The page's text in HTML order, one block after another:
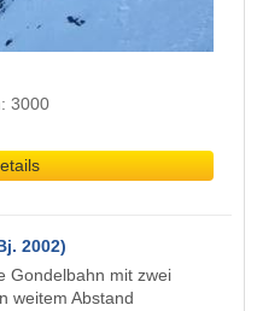
3000
2002)
Gondelbahn mit zwei
weitem Abstand